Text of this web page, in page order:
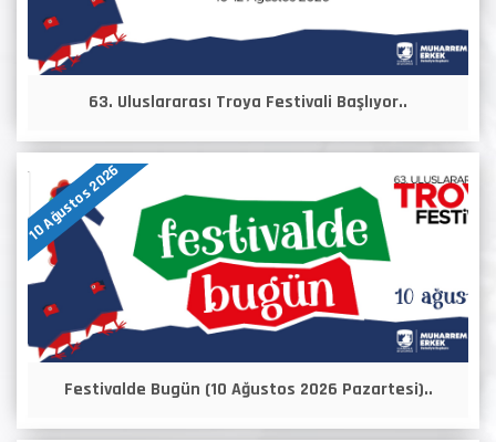
63. Uluslararası Troya Festivali Başlıyor..
10 Ağustos 2026
Festivalde Bugün (10 Ağustos 2026 Pazartesi)..